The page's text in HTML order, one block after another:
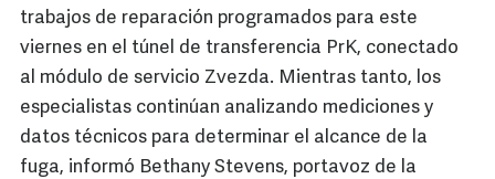
trabajos de reparación programados para este
viernes en el túnel de transferencia PrK, conectado
al módulo de servicio Zvezda. Mientras tanto, los
especialistas continúan analizando mediciones y
datos técnicos para determinar el alcance de la
fuga, informó Bethany Stevens, portavoz de la